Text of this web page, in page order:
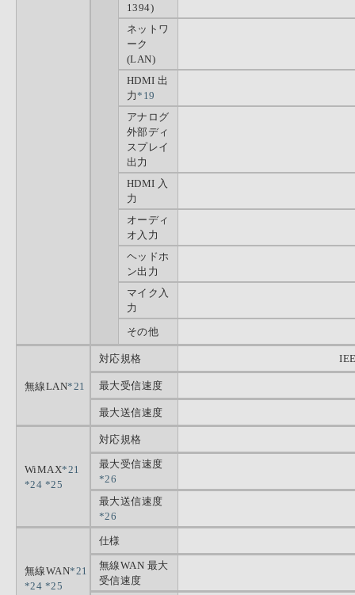
1394)
ネットワ
ーク
(LAN)
HDMI 出
力*19
アナログ
外部ディ
スプレイ
出力
HDMI 入
力
オーディ
オ入力
ヘッドホ
ン出力
マイク入
力
その他
無線LAN*21
対応規格
最大受信速度
最大送信速度
WiMAX*21
*24 *25
対応規格
最大受信速度
*26
最大送信速度
*26
無線WAN*21
*24 *25
仕様
無線WAN 最大
受信速度